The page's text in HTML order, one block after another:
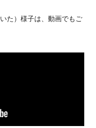
た）様子は、動画でもご